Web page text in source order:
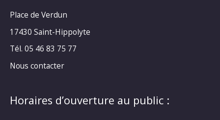
Place de Verdun
17430 Saint-Hippolyte
Tél. 05 46 83 75 77
Nous contacter
Horaires d’ouverture au public :